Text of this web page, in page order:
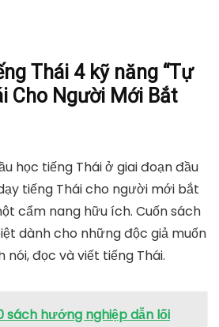
Thái 4 kỹ năng “Tự
Cho Người Mới Bắt
học tiếng Thái ở giai đoạn đầu
tiếng Thái cho người mới bắt
cẩm nang hữu ích. Cuốn sách
dành cho những độc giả muốn
đọc và viết tiếng Thái.
sách hướng nghiệp dẫn lối